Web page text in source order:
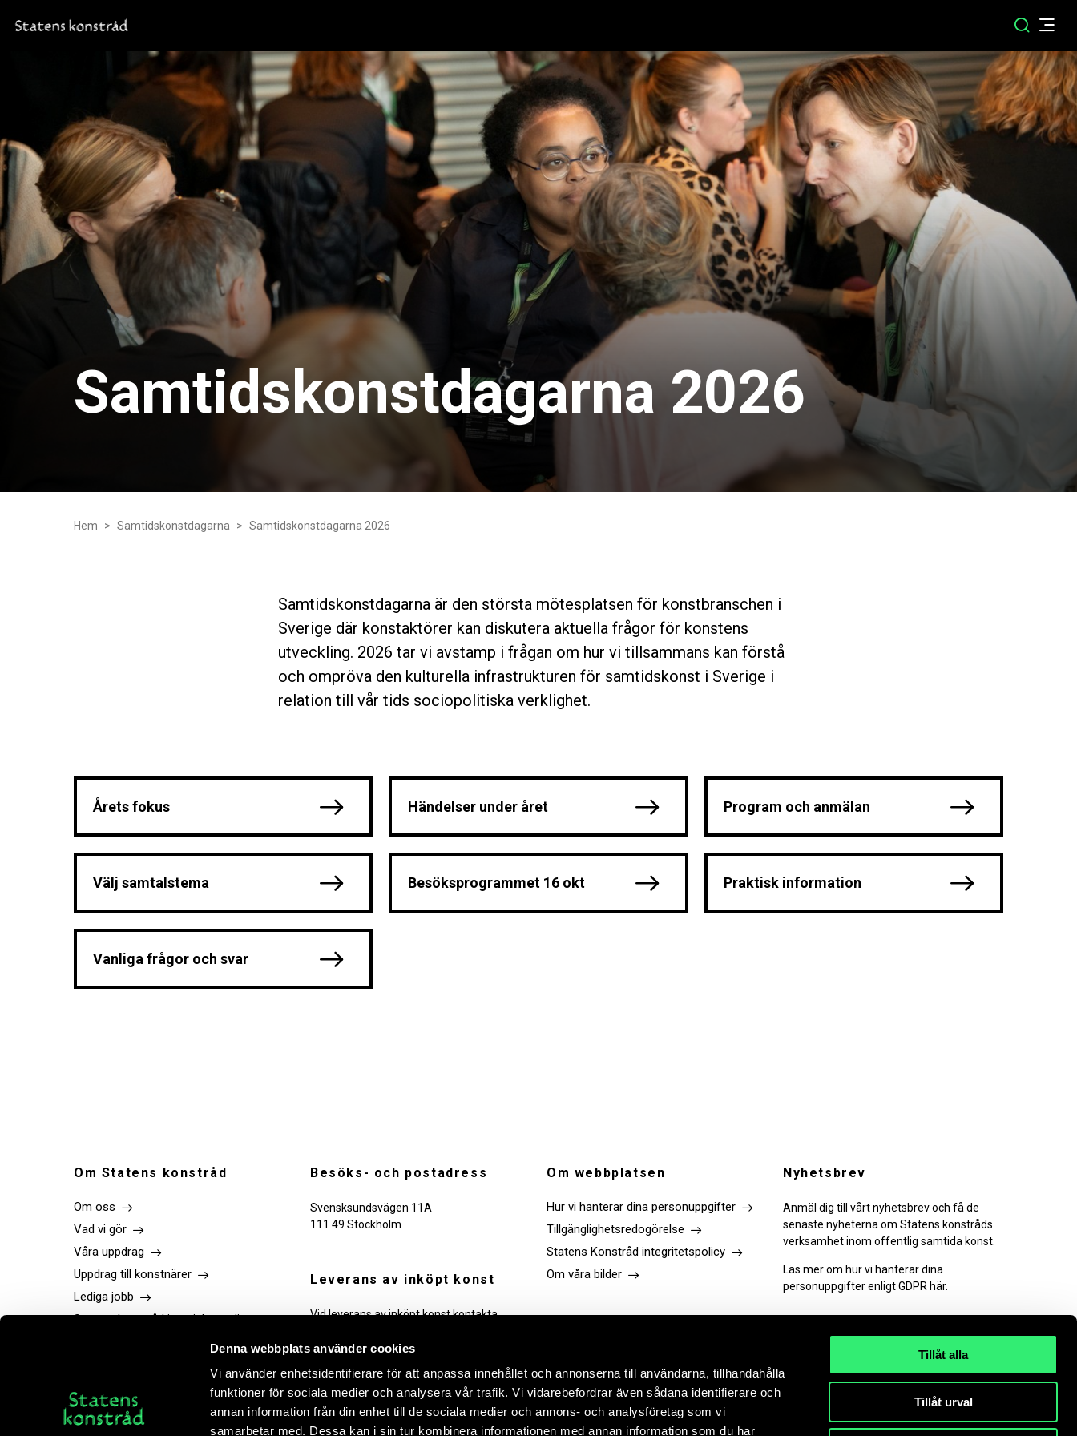
Denna webbplats använder cookies
Vi använder enhetsidentifierare för att anpassa innehållet och annonserna till användarna, tillhandahålla
funktioner för sociala medier och analysera vår trafik. Vi vidarebefordrar även sådana identifierare och
annan information från din enhet till de sociala medier och annons- och analysföretag som vi
samarbetar med. Dessa kan i sin tur kombinera informationen med annan information som du har
Tillåt alla
Tillåt urval
Samtidskonstdagarna 2026
Hem Samtidskonstdagarna Samtidskonstdagarna 2026
Samtidskonstdagarna är den största mötesplatsen för konstbranschen i
Sverige där konstaktörer kan diskutera aktuella frågor för konstens
utveckling. 2026 tar vi avstamp i frågan om hur vi tillsammans kan förstå
och ompröva den kulturella infrastrukturen för samtidskonst i Sverige i
relation till vår tids sociopolitiska verklighet.
Årets fokus Händelser under året Program och anmälan
Välj samtalstema Besöksprogrammet 16 okt Praktisk information
Vanliga frågor och svar
Om Statens konstråd
Om oss
Vad vi gör
Våra uppdrag
Uppdrag till konstnärer
Lediga jobb
Statens konstråd i sociala medier
Bokhandel
Besöks- och postadress
Svensksundsvägen 11A
111 49 Stockholm
Leverans av inköpt konst
Vid leverans av inköpt konst kontakta
Om webbplatsen
Hur vi hanterar dina personuppgifter
Tillgänglighetsredogörelse
Statens Konstråd integritetspolicy
Om våra bilder
Link
to
facebook
Link
to
instagram
Link
to
Linkedin
Link
to
youtube
Nyhetsbrev
Anmäl dig till vårt nyhetsbrev och få de
senaste nyheterna om Statens konstråds
verksamhet inom offentlig samtida konst.
Läs mer om hur vi hanterar dina
personuppgifter enligt GDPR här.
PRENUMERERA